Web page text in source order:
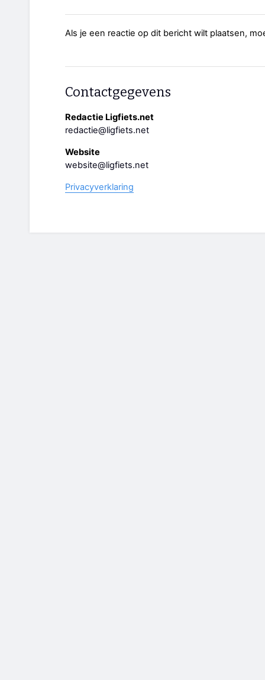
Als je een reactie op dit bericht wilt plaatsen,
Contactgegevens
Redactie Ligfiets.net
redactie@ligfiets.net
Website
website@ligfiets.net
Privacyverklaring